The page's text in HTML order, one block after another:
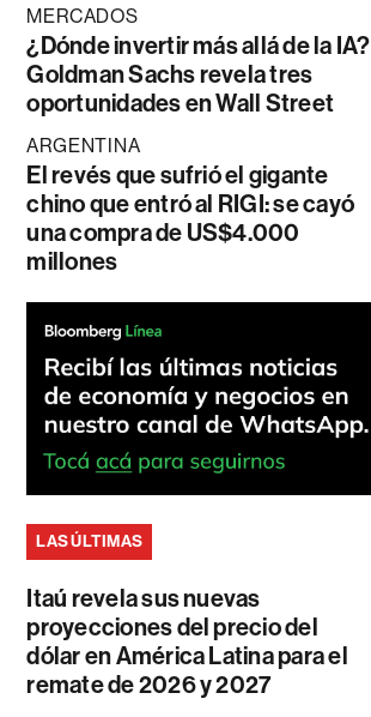
MERCADOS
¿Dónde invertir más allá de la IA?
Goldman Sachs revela tres
oportunidades en Wall Street
ARGENTINA
El revés que sufrió el gigante
chino que entró al RIGI: se cayó
una compra de US$4.000
millones
LAS ÚLTIMAS
Itaú revela sus nuevas
proyecciones del precio del
dólar en América Latina para el
remate de 2026 y 2027